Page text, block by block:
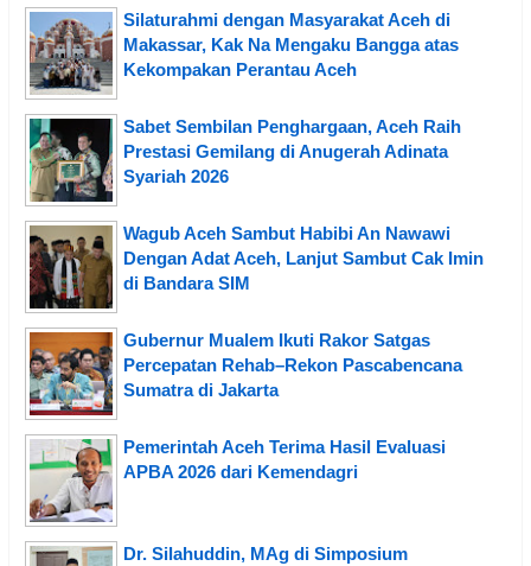
Silaturahmi dengan Masyarakat Aceh di
Makassar, Kak Na Mengaku Bangga atas
Kekompakan Perantau Aceh
Sabet Sembilan Penghargaan, Aceh Raih
Prestasi Gemilang di Anugerah Adinata
Syariah 2026
Wagub Aceh Sambut Habibi An Nawawi
Dengan Adat Aceh, Lanjut Sambut Cak Imin
di Bandara SIM
Gubernur Mualem Ikuti Rakor Satgas
Percepatan Rehab–Rekon Pascabencana
Sumatra di Jakarta
Pemerintah Aceh Terima Hasil Evaluasi
APBA 2026 dari Kemendagri
Dr. Silahuddin, MAg di Simposium